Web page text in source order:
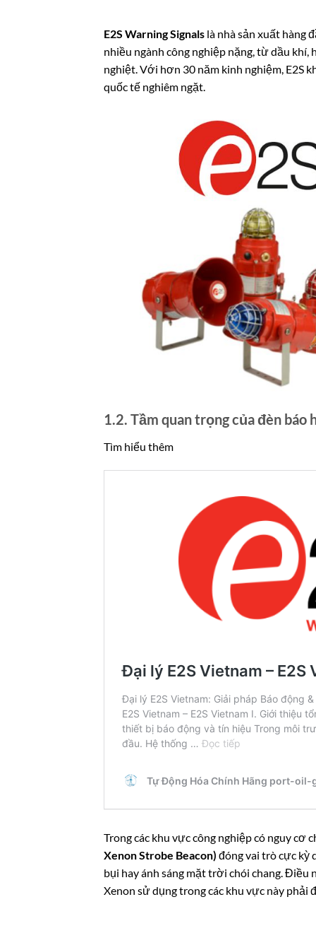
E2S Warning Signals là nhà sản xuất hàng
nhiều ngành công nghiệp nặng, từ dầu
nghiệt. Với hơn 30 năm kinh nghiệm, E2S
quốc tế nghiêm ngặt.
1.2. Tầm quan trọng của đèn
Tìm hiểu thêm
Trong các khu vực công nghiệp có nguy cơ
Xenon Strobe Beacon) đóng vai trò cực kỳ
bụi hay ánh sáng mặt trời chói chang. Điều
Xenon sử dụng trong các khu vực này phải